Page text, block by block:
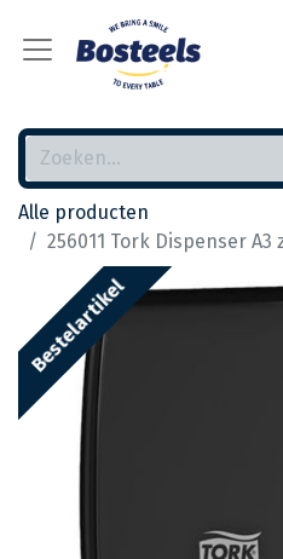
Alle producten
256011 Tork Dispenser
Bestelartikel